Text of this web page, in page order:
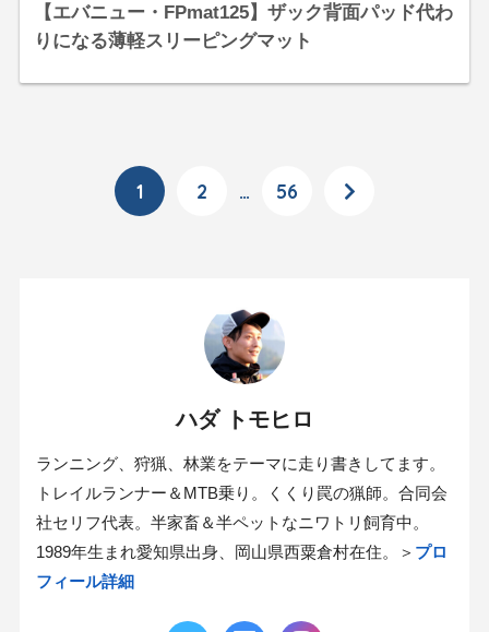
【エバニュー・FPmat125】ザック背面パッド代わ
りになる薄軽スリーピングマット
1 2 … 56
ハダ トモヒロ
ランニング、狩猟、林業をテーマに走り書きしてます。
トレイルランナー＆MTB乗り。くくり罠の猟師。合同会
社セリフ代表。半家畜＆半ペットなニワトリ飼育中。
1989年生まれ愛知県出身、岡山県西粟倉村在住。＞ プロ
フィール詳細